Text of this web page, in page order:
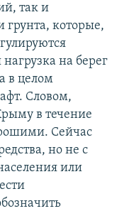
так и
которые,
на берег
в целом
Словом,
в течение
Сейчас
но не с
или